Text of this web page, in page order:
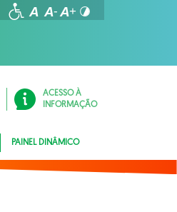
ACESSO À
INFORMAÇÃO
PAINEL DINÂMICO